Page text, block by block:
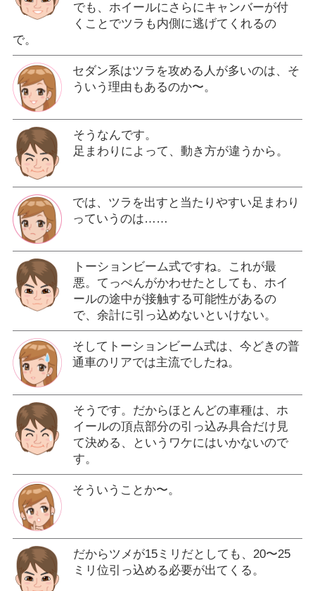
でも、ホイールにさらにキャンバーが付
くことでツラも内側に逃げてくれるの
で。
セダン系はツラを攻める人が多いのは、そ
ういう理由もあるのか〜。
そうなんです。
足まわりによって、動き方が違うから。
では、ツラを出すと当たりやすい足まわり
っていうのは……
トーションビーム式ですね。これが最
悪。てっぺんがかわせたとしても、ホイ
ールの途中が接触する可能性があるの
で、余計に引っ込めないといけない。
そしてトーションビーム式は、今どきの普
通車のリアでは主流でしたね。
そうです。だからほとんどの車種は、ホ
イールの頂点部分の引っ込み具合だけ見
て決める、というワケにはいかないので
す。
そういうことか〜。
だからツメが15ミリだとしても、20〜25
ミリ位引っ込める必要が出てくる。